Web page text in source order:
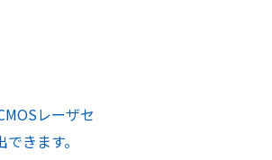
レーザセ
きます。